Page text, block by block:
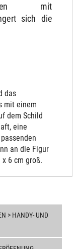
mit
sich die
das
mit einem
dem Schild
eine
an die Figur
6 cm groß.
> HANDY- UND